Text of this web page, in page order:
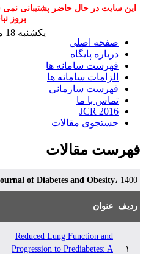
این سایت در حال حاضر پشتیبانی نمی
بروز
صفحه اصلی
درباره پایگاه
فهرست سامانه ها
الزامات سامانه ها
فهرست سازمانی
تماس با ما
JCR 2016
جستجوی مقالات
یکشنبه 18 مرداد 1405
مقالات
of Diabetes and Obesity ، 1400، جلد ۱۳، شماره ۴
ردیف عنوان
Reduced Lung Function and
Progression to Prediabetes: A